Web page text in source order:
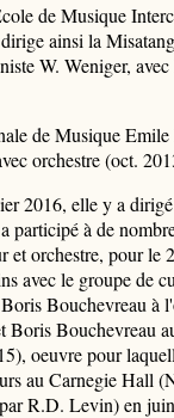
de Musique
ainsi la
W. Weniger,
de Musique Emile
orchestre (oct.
2016, elle y a
à de
et orchestre, pour le
avec le groupe de
Bouchevreau à
Bouchevreau
oeuvre pour
au Carnegie Hall
R.D. Levin) en